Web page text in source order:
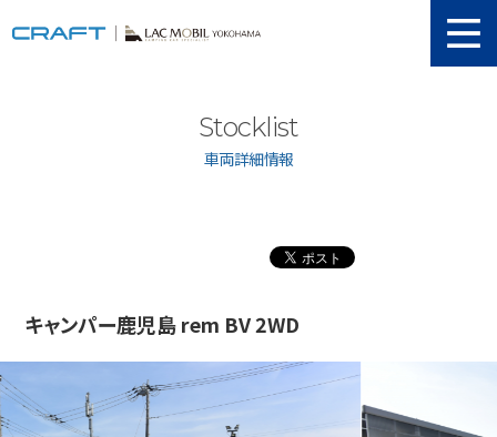
取り扱い新車
認証工場
動画紹介
カスタマイズ
ユーザーボイス
Stocklist
車両詳細情報
キャンパー鹿児島 rem BV 2WD